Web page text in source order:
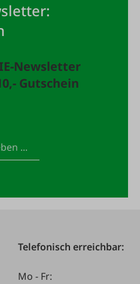
Newsletter
Gutschein
Telefonisch erreichbar:
Mo - Fr: